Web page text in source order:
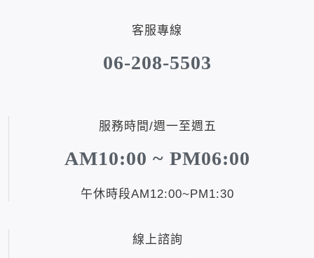
客服專線
06-208-5503
服務時間/週一至週五
AM10:00 ~ PM06:00
午休時段AM12:00~PM1:30
線上諮詢